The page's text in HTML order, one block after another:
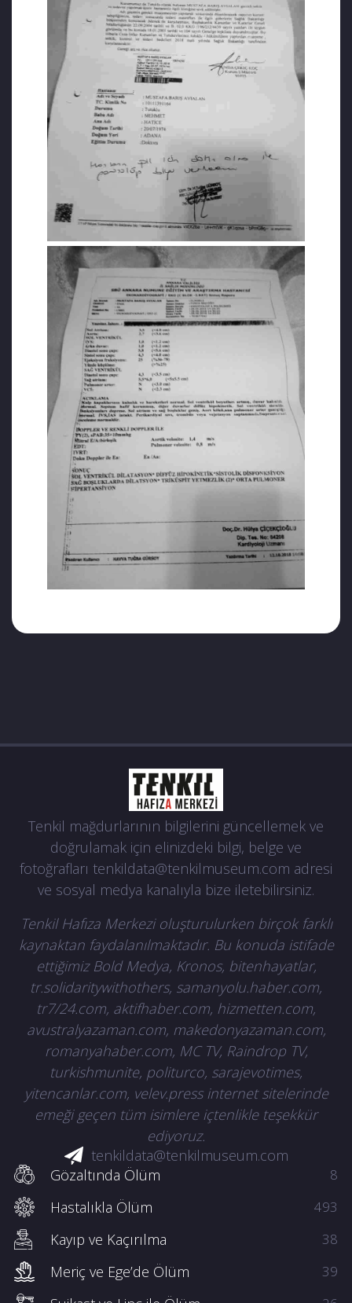
Tenkil mağdurlarının bilgilerini güncellemek ve
doğrulamak için elinizdeki bilgi, belge ve
fotoğrafları tenkildata@tenkilmuseum.com adresi
ve sosyal medya kanalıyla bize iletebilirsiniz.
Tenkil Hafıza Merkezi oluşturulurken birçok farklı
kaynaktan faydalanılmaktadır. Bu konuda istifade
ettiğimiz Bold Medya, Kronos, bitenhayatlar,
tr.solidaritywithothers, samanyolu.haber.com,
tr7/24.com, aktifhaber.com, hizmetten.com,
avustralyazaman.com, makedonyazaman.com,
romanyahaber.com, MC TV, Raindrop TV,
turkishmunite, politurco, sarajevotimes,
yitencanlar.com, velev.press internet sitelerinde
emeği geçen tüm isimlere içtenlikle teşekkür
ediyoruz.
tenkildata@tenkilmuseum.com
Gözaltında Ölüm
8
Hastalıkla Ölüm 493
Kayıp ve Kaçırılma 38
Meriç ve Ege’de Ölüm 39